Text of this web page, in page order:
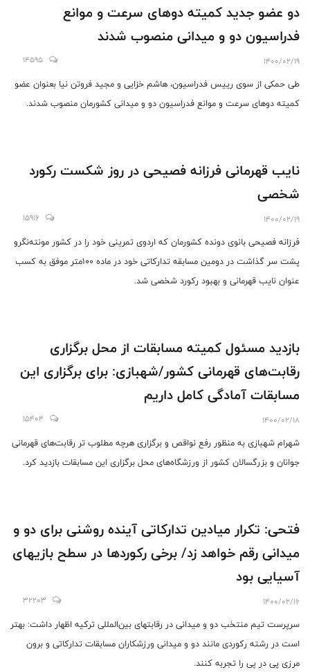
دو عضو جدید کمیته دوهای سرعت و موانع
فدراسیون دو و میدانی منصوب شدند
1400/02/19
14595
طی حمکی از سوی رییس فدراسیون، هاشم خزایی و مجید فروتن نیا بعنوان عضو
کمیته دوهای سرعت و موانع فدراسیون دو و میدانی کشورمان منصوب شدند.
نایب قهرمانی فرزانه فصیحی در روز شکست رکورد
شخصی
1400/02/19
15916
فرزانه فصیحی بانوی دونده کشورمان که اردوی تمرینی خود را در کشور مونته‌نگرو
پشت سر گذاشت در دومین مسابقه تدارکاتی خود در ماده ۱۰۰متر موفق به کسب
عنوان نایب قهرمانی و بهبود رکورد شخصی شد.
بازدید مسئول کمیته مسابقات از محل برگزاری
رقابت‌های قهرمانی کشور/شهبازی: برای برگزاری این
مسابقات آمادگی کامل داریم
1400/02/18
15404
شهرام شهبازی به منظور رفع نواقص و برگزاری هرچه مطلوب تر رقابت‌های قهرمانی
جوانان و بزرگسالان کشور از ورزشگاه‌های محل برگزاری این مسابقات بازدید کرد.
فتحی: تکرار میادین تدارکاتی آینده روشنی برای دو و
میدانی رقم خواهد زد/ برخی رکورد‌ها در سطح بازیهای
آسیایی بود
1400/02/16
32203
سرپرست تیم منتخب دو و میدانی در رقابتهای بین‌المللی ترکیه اظهار داشت: بهتر
است در رشته رکوردی مانند دو و میدانی ورزشکاران مسابقات تدارکاتی و برون
مرزی پی در پی را تجربه کنند.